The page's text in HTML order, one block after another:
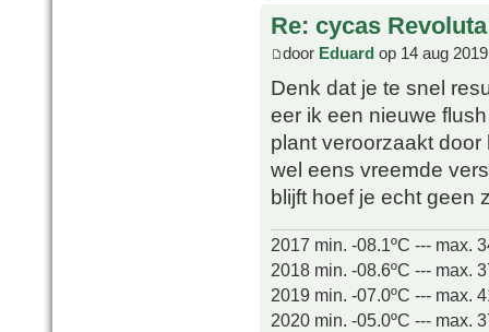
Re: cycas Revoluta
door Eduard op 14 aug
Denk dat je te snel
eer ik een nieuwe
plant veroorzaakt
wel eens vreemde
blijft hoef je echt geen
2017 min. -08.1ºC --- max.
2018 min. -08.6ºC --- max.
2019 min. -07.0ºC --- max.
2020 min. -05.0ºC --- max.